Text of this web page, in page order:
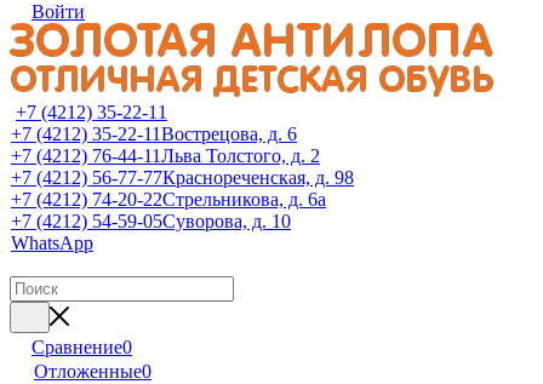
Войти
+7 (4212) 35-22-11
+7 (4212) 35-22-11Вострецова, д. 6
+7 (4212) 76-44-11Льва Толстого, д. 2
+7 (4212) 56-77-77Краснореченская, д. 98
+7 (4212) 74-20-22Стрельникова, д. 6а
+7 (4212) 54-59-05Суворова, д. 10
WhatsApp
Сравнение0
Отложенные0